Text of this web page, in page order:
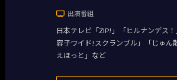
出演番組
日本テレビ「ZIP!」「ヒルナンデス
容子ワイド!スクランブル」「じゅん
えほっと」など